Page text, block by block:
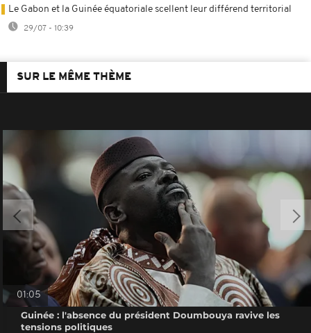
Le Gabon et la Guinée équatoriale scellent leur différend territorial
29/07 - 10:39
SUR LE MÊME THÈME
01:05
Guinée : l'absence du président Doumbouya ravive les
tensions politiques